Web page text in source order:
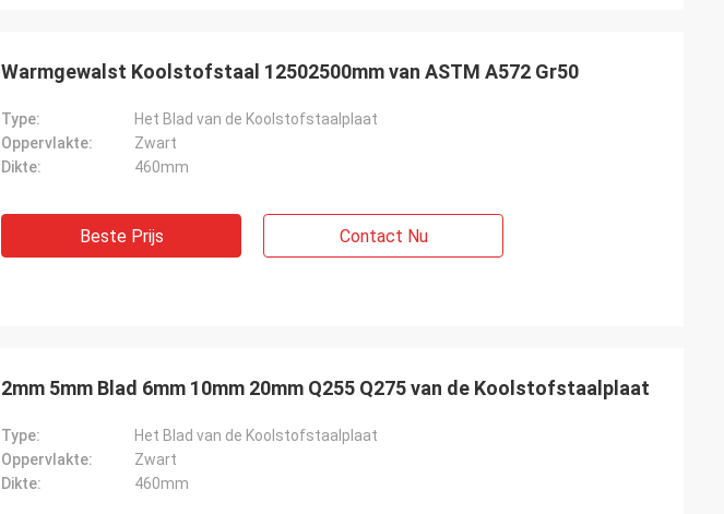
Warmgewalst Koolstofstaal 12502500mm van ASTM A572 Gr50
Type:
Het Blad van de Koolstofstaalplaat
Oppervlakte:
Zwart
Dikte:
460mm
Beste Prijs Contact Nu
2mm 5mm Blad 6mm 10mm 20mm Q255 Q275 van de Koolstofstaalplaat
Type:
Het Blad van de Koolstofstaalplaat
Oppervlakte:
Zwart
Dikte:
460mm